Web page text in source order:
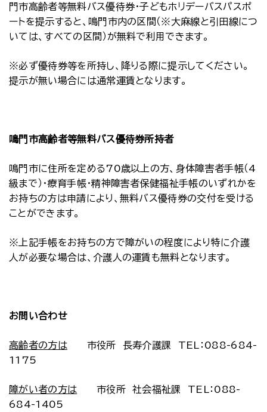
門市高齢者等無料バス優待券･子どもホリデーバスパスポ
ートを提示すると、鳴門市内の区間（※大麻線と引田線につ
いては、すべての区間）が無料で利用できます。
※必ず優待券等を所持し、降りる際に提示してください。
提示が無い場合には通常運賃となります。
鳴門市高齢者等無料バス優待券所持者
鳴門市に住所を定める70歳以上の方、身体障害者手帳（4
級まで）・療育手帳・精神障害者保健福祉手帳のいずれかを
お持ちの方は申請により、無料バス優待券の交付を受ける
ことができます。
※上記手帳をお持ちの方で障がいの程度により特に介護
人が必要な場合は、介護人の運賃も無料となります。
お問い合わせ
高齢者の方は市役所 長寿介護課 TEL：088-684-
1175
障がい者の方は 市役所 社会福祉課 TEL：088-
684-1405